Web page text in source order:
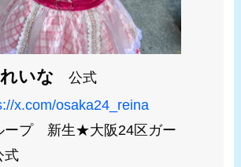
いな 公式
x.com/osaka24_reina
ープ 新生★大阪24区ガー